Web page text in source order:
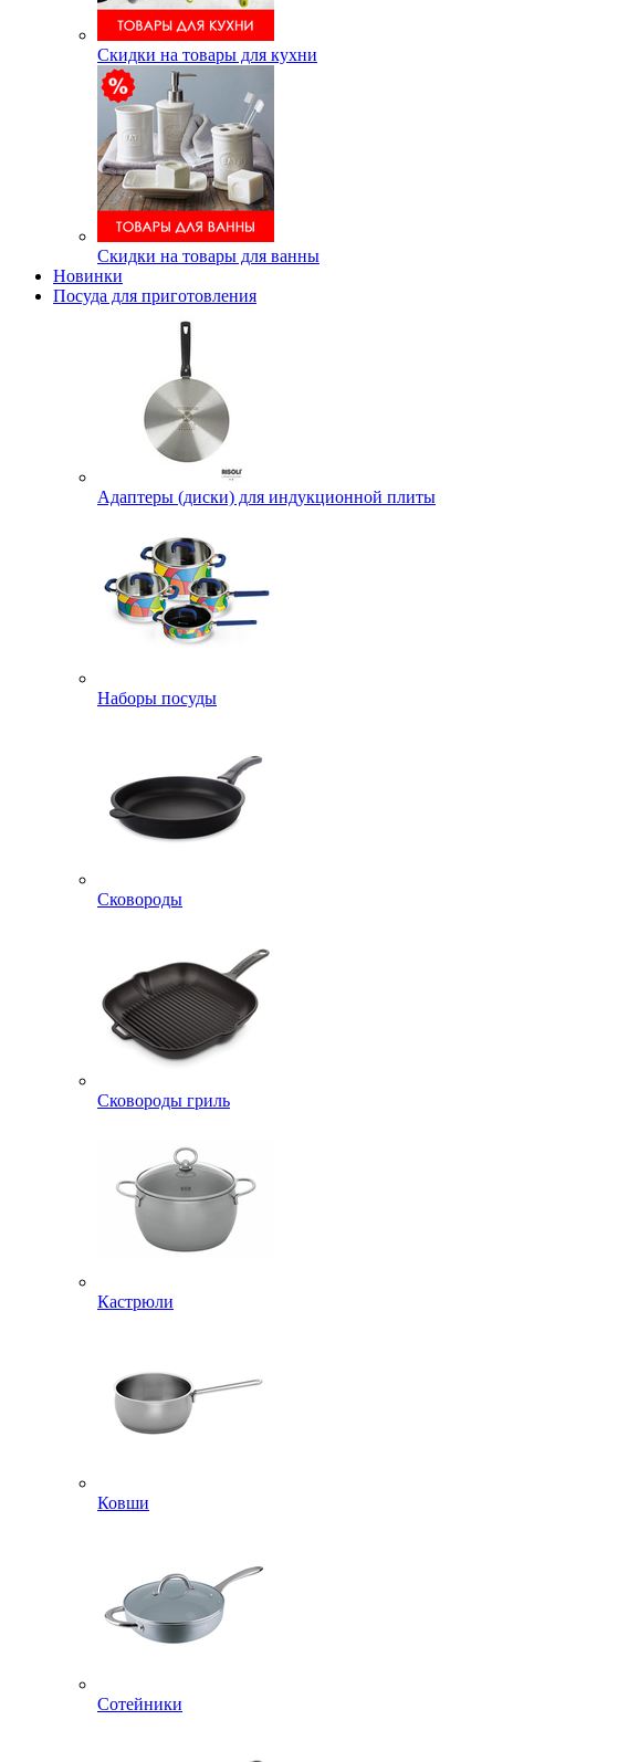
Скидки на товары для кухни
Скидки на товары для ванны
Новинки
Посуда для приготовления
Адаптеры (диски) для индукционной плиты
Наборы посуды
Сковороды
Сковороды гриль
Кастрюли
Ковши
Сотейники